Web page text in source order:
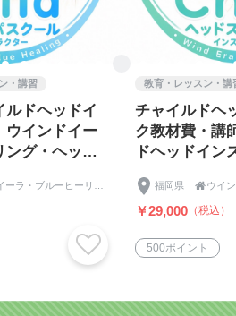
基礎コース①②と上級ヘッドス
ゆらし上級ヘッドスパ＆椅子
ール開業サロンメニュー：60
自由）
・講習
ルドヘッドイ
ウインドイー
ング・ヘッド
教育・レッスン・講
チャイルドヘ
ク教材費・講
ドヘッドイン
グ・ヘッドス
福岡県 
￥29,000 （税込）
500ポイント